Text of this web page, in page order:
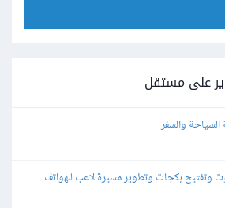
على مستقل
والسفر
وتفتيح بكجات وتطوير مسيرة لاعب للهواتف